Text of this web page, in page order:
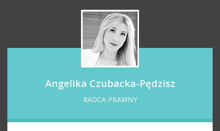
Angelika Czubacka-Pędzisz
RADCA PRAWNY